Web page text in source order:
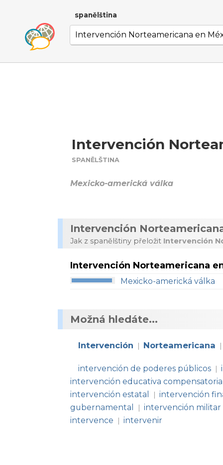
spanělština
Intervención
SPANĚLŠTINA
Mexicko-americká válka
Intervención
Jak z spanělštiny přeložit Intervención
Intervención Norteamericana
Mexicko-americká válka
Možná hledáte...
Intervención | Norteamericana |
intervención de poderes públicos |
intervención educativa compensatoria
intervención estatal
| intervención
gubernamental
| intervención militar
intervence
| intervenir